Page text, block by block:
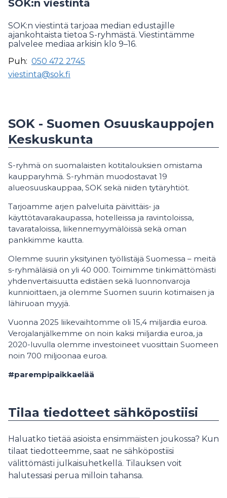
SOK:n viestintä
SOK:n viestintä tarjoaa median edustajille
ajankohtaista tietoa S-ryhmästä. Viestintämme
palvelee mediaa arkisin klo 9–16.
Puh: 050 472 2745
viestinta@sok.fi
SOK - Suomen Osuuskauppojen
Keskuskunta
S-ryhmä on suomalaisten kotitalouksien omistama
kaupparyhmä. S-ryhmän muodostavat 19
alueosuuskauppaa, SOK sekä niiden tytäryhtiöt.
Tarjoamme arjen palveluita päivittäis- ja
käyttötavarakaupassa, hotelleissa ja ravintoloissa,
tavarataloissa, liikennemyymälöissä sekä oman
pankkimme kautta.
Olemme suurin yksityinen työllistäjä Suomessa – meitä
s-ryhmäläisiä on yli 40 000. Toimimme tinkimättömästi
yhdenvertaisuutta edistäen sekä luonnonvaroja
kunnioittaen, ja olemme Suomen suurin kotimaisen ja
lähiruoan myyjä.
Vuonna 2025 liikevaihtomme oli 15,4 miljardia euroa.
Verojalanjälkemme on noin kaksi miljardia euroa, ja
2020-luvulla olemme investoineet vuosittain Suomeen
noin 700 miljoonaa euroa.
#parempipaikkaelää
Tilaa tiedotteet sähköpostiisi
Haluatko tietää asioista ensimmäisten joukossa? Kun
tilaat tiedotteemme, saat ne sähköpostiisi
välittömästi julkaisuhetkellä. Tilauksen voit
halutessasi perua milloin tahansa.